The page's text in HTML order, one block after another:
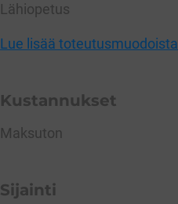
Lähiopetus
Lue lisää toteutusmuodoista
Kustannukset
Maksuton
Sijainti